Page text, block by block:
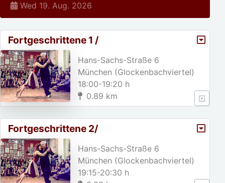
Wed 19. Aug. 2026
Fortgeschrittene 1 /
Hans-Sachs-Straße 6
München (Glockenbachviertel)
18:00-19:20 h
0.89 km
Fortgeschrittene 2/
Hans-Sachs-Straße 6
München (Glockenbachviertel)
19:15-20:30 h